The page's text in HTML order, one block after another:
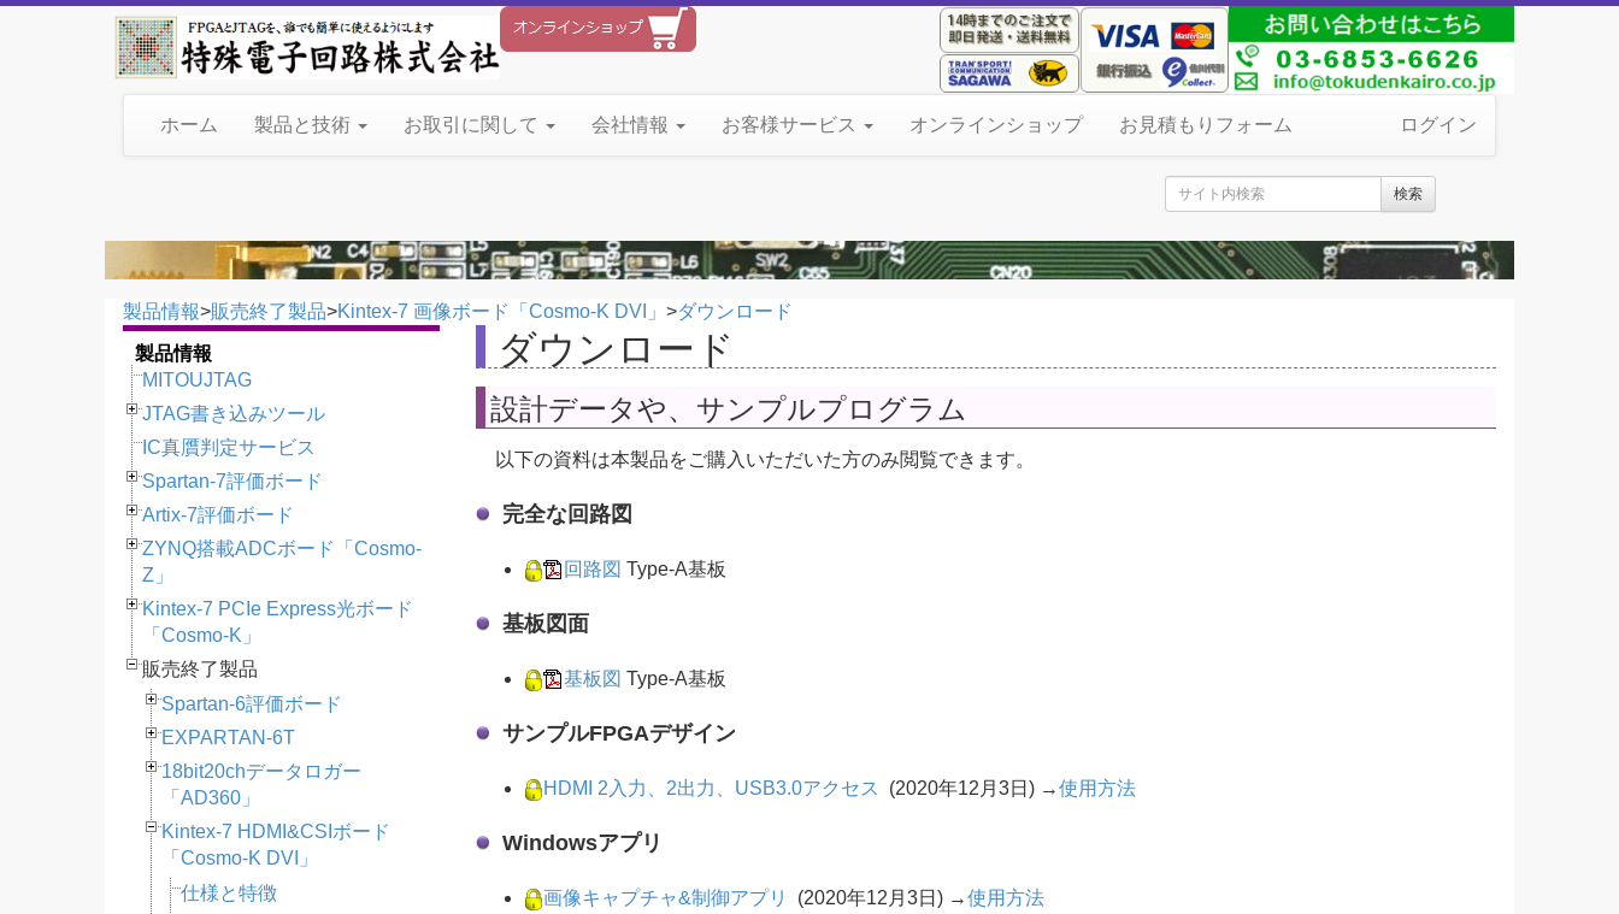
ホーム 製品と技術 お取引に関して 会社情報 お客様サービス オンラインショップ お見積もりフォーム ログイン
検索
製品情報>販売終了製品>Kintex-7 画像ボード「Cosmo-K DVI」 >ダウンロード
製品情報
MITOUJTAG
JTAG書き込みツール
IC真贋判定サービス
Spartan-7評価ボード
Artix-7評価ボード
ZYNQ搭載ADCボード「Cosmo-
Z」
Kintex-7 PCIe Express光ボード
「Cosmo-K」
販売終了製品
Spartan-6評価ボード
EXPARTAN-6T
18bit20chデータロガー
「AD360」
Kintex-7 HDMI&CSIボード
「Cosmo-K DVI」
仕様と特徴
ダウンロード
設計データや、サンプルプログラム
以下の資料は本製品をご購入いただいた方のみ閲覧できます。
完全な回路図
回路図 Type-A基板
基板図面
基板図 Type-A基板
サンプルFPGAデザイン
HDMI 2入力、2出力、USB3.0アクセス (2020年12月3日) →使用方法
​Windowsアプリ
画像キャプチャ&制御アプリ (2020年12月3日)→使用方法